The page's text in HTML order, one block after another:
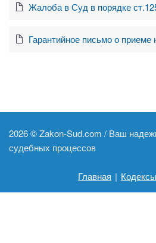
Жалоба в Суд в порядке
Гарантийное письмо о
2026 ©Zakon-Sud.com / Ваш
судебных процессов
Главная | Кодексы